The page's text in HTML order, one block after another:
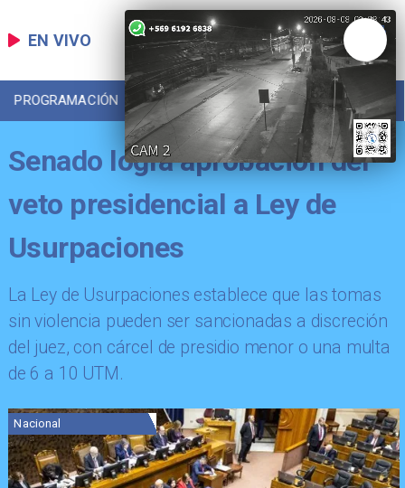
EN VIVO
PROGRAMACIÓN LOCAL DEPORTES
Senado logra aprobación del
veto presidencial a Ley de
Usurpaciones
La Ley de Usurpaciones establece que las tomas
sin violencia pueden ser sancionadas a discreción
del juez, con cárcel de presidio menor o una multa
de 6 a 10 UTM.
Nacional